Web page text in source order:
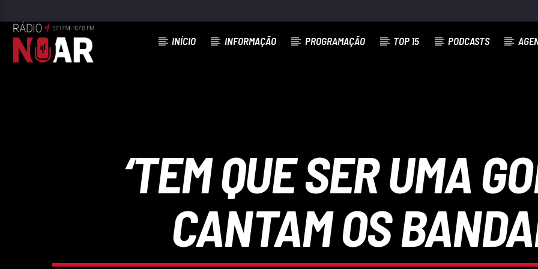
INÍCIO INFORMAÇÃO PROGRAMAÇÃO TOP 15 PODCASTS
‘TEM QUE SER UMA
CANTAM OS